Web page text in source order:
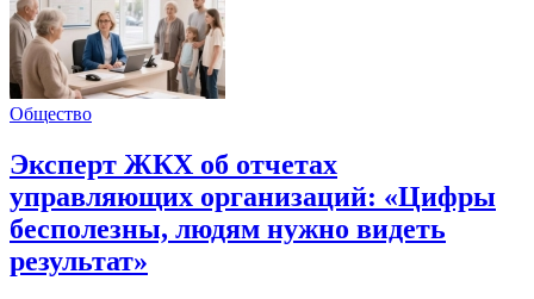
Общество
Эксперт ЖКХ об отчетах
управляющих организаций: «Цифры
бесполезны, людям нужно видеть
результат»